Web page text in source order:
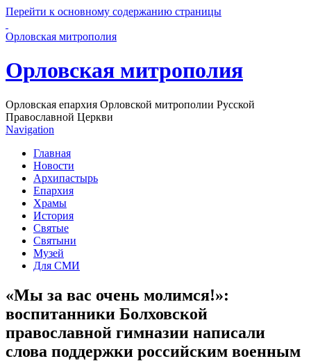
Перейти к основному содержанию страницы
Орловская митрополия
Орловская митрополия
Орловская епархия Орловской митрополии Русской
Православной Церкви
Navigation
Главная
Новости
Архипастырь
Епархия
Храмы
История
Святые
Святыни
Музей
Для СМИ
«Мы за вас очень молимся!»:
воспитанники Болховской
православной гимназии написали
слова поддержки российским военным